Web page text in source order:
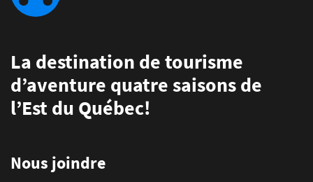
La destination de tourisme
d’aventure quatre saisons de
l’Est du Québec!
Nous joindre